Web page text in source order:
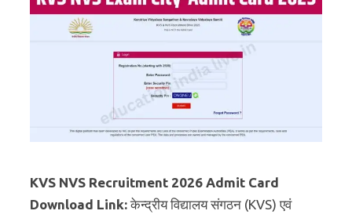
KVS NVS Recruitment 2026 Admit Card
Download Link:केन्द्रीय विद्यालय संगठन (KVS) एवं